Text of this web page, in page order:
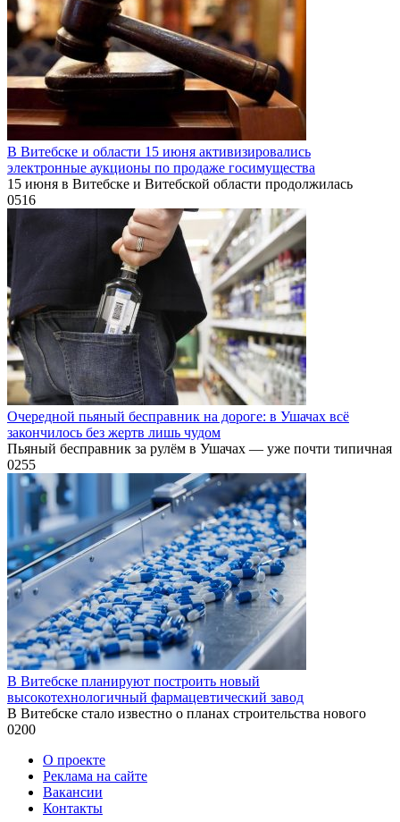
В Витебске и области 15 июня активизировались
электронные аукционы по продаже госимущества
15 июня в Витебске и Витебской области продолжилась
0516
Очередной пьяный бесправник на дороге: в Ушачах всё
закончилось без жертв лишь чудом
Пьяный бесправник за рулём в Ушачах — уже почти типичная
0255
В Витебске планируют построить новый
высокотехнологичный фармацевтический завод
В Витебске стало известно о планах строительства нового
0200
О проекте
Реклама на сайте
Вакансии
Контакты